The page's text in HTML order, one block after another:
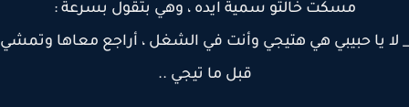
مسكت خالتو سمية ايده ، وهي بتقول بسرعة :
يا حبيبي هي هتيجي وأنت في الشغل ، أراجع معاها وتمشي
قبل ما تيجي ..